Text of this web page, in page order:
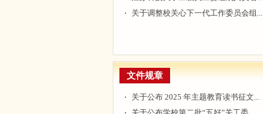
关于调整校关心下一代工作委员会组...
文件规章
关于公布 2025 年主题教育读书征文...